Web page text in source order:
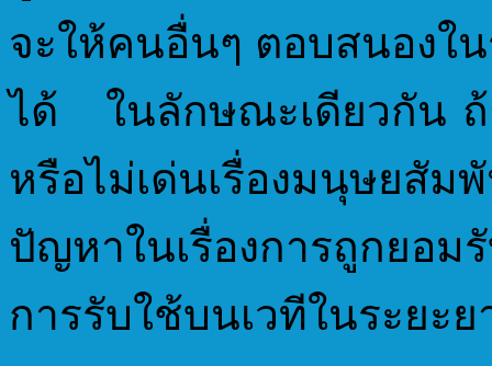
จะให้คนอื่นๆ ตอบสนองใ
ได้ ในลักษณะเดียวกัน ถ้
หรือไม่เด่นเรื่องมนุษยสั
ปัญหาในเรื่องการถูกยอ
การรับใช้บนเวทีในระยะย